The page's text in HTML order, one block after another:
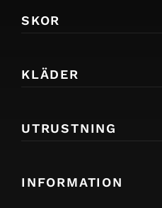
SKOR
KLÄDER
UTRUSTNING
INFORMATION